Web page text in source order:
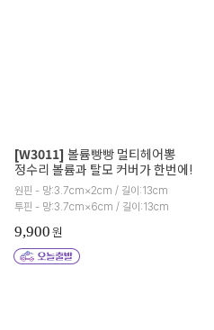
[W3011] 볼륨빵빵 멀티헤어뽕
정수리 볼륨과 탈모 커버가 한번에!
원핀 - 망:3.7cm×2cm / 길이:13cm
투핀 - 망:3.7cm×6cm / 길이:13cm
9,900원